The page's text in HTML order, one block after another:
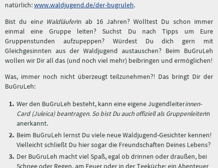
natürlich:www.waldjugend.de/der-bugruleh.
Bist du eine Waldläuferin ab 16 Jahren? Wolltest Du schon immer
einmal eine Gruppe leiten? Suchst Du nach Tipps um Eure
Gruppenstunden aufzupeppen? Würdest Du dich gern mit
Gleichgesinnten aus der Waldjugend austauschen? Beim BuGruLeh
wollen wir Dir all das (und noch viel mehr) beibringen und ermöglichen!
Was, immer noch nicht überzeugt teilzunehmen?! Das bringt Dir der
BuGruLeh:
Wer den BuGruLeh besteht, kann eine eigene Jugendleiterinnen-
Card (Juleica) beantragen. So bist Du auch offiziell als Gruppenleiterin
anerkannt.
Beim BuGruLeh lernst Du viele neue Waldjugend-Gesichter kennen!
Vielleicht schließt Du hier sogar die Freundschaften Deines Lebens?
Der BuGruLeh macht viel Spaß, egal ob drinnen oder draußen, bei
Schnee oder Regen, am Feuer oder in der Teeküche: ein Abenteuer